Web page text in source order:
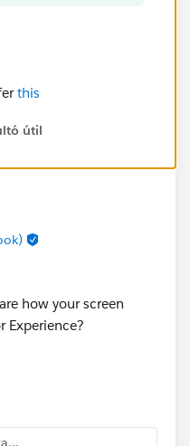
this
útil
how your screen
Experience?